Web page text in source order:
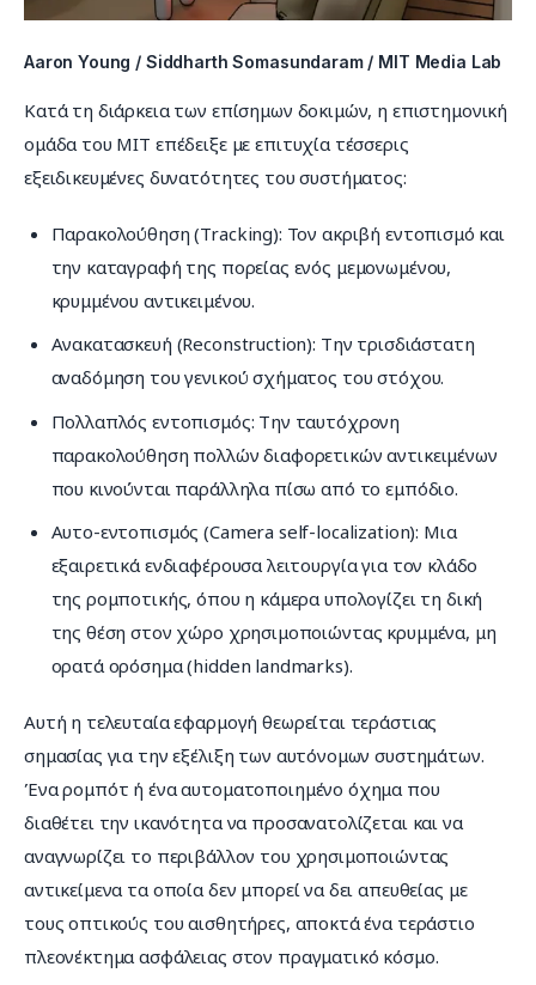
Aaron Young / Siddharth Somasundaram / MIT Media Lab
Κατά τη διάρκεια των επίσημων δοκιμών, η επιστημονική
ομάδα του MIT επέδειξε με επιτυχία τέσσερις
εξειδικευμένες δυνατότητες του συστήματος:
Παρακολούθηση (Tracking): Τον ακριβή εντοπισμό και
την καταγραφή της πορείας ενός μεμονωμένου,
κρυμμένου αντικειμένου.
Ανακατασκευή (Reconstruction): Την τρισδιάστατη
αναδόμηση του γενικού σχήματος του στόχου.
Πολλαπλός εντοπισμός: Την ταυτόχρονη
παρακολούθηση πολλών διαφορετικών αντικειμένων
που κινούνται παράλληλα πίσω από το εμπόδιο.
Αυτο-εντοπισμός (Camera self-localization): Μια
εξαιρετικά ενδιαφέρουσα λειτουργία για τον κλάδο
της ρομποτικής, όπου η κάμερα υπολογίζει τη δική
της θέση στον χώρο χρησιμοποιώντας κρυμμένα, μη
ορατά ορόσημα (hidden landmarks).
Αυτή η τελευταία εφαρμογή θεωρείται τεράστιας
σημασίας για την εξέλιξη των αυτόνομων συστημάτων.
Ένα ρομπότ ή ένα αυτοματοποιημένο όχημα που
διαθέτει την ικανότητα να προσανατολίζεται και να
αναγνωρίζει το περιβάλλον του χρησιμοποιώντας
αντικείμενα τα οποία δεν μπορεί να δει απευθείας με
τους οπτικούς του αισθητήρες, αποκτά ένα τεράστιο
πλεονέκτημα ασφάλειας στον πραγματικό κόσμο.